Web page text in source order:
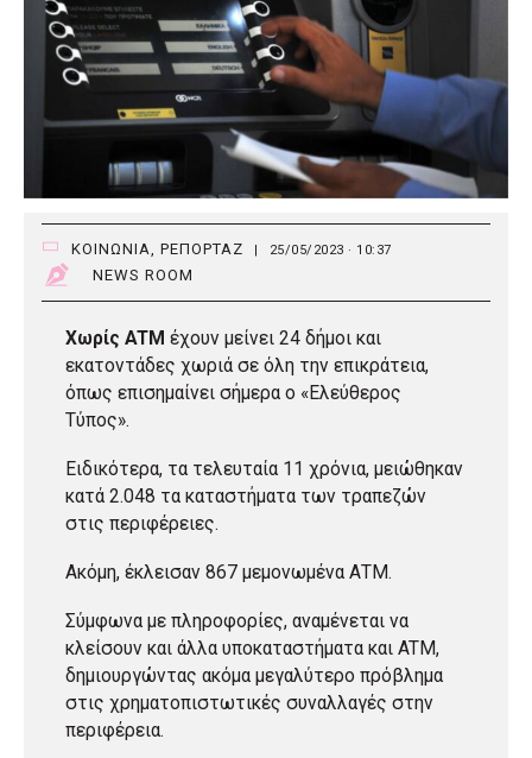
ΚΟΙΝΩΝΙΑ ΡΕΠΟΡΤΑΖ | 25/05/2023 · 10:37
NEWS ROOM
Χωρίς ATM έχουν μείνει 24 δήμοι και
εκατοντάδες χωριά σε όλη την επικράτεια,
όπως επισημαίνει σήμερα ο «Ελεύθερος
Τύπος».
Ειδικότερα, τα τελευταία 11 χρόνια, μειώθηκαν
κατά 2.048 τα καταστήματα των τραπεζών
στις περιφέρειες.
Ακόμη, έκλεισαν 867 μεμονωμένα ΑΤΜ.
Σύμφωνα με πληροφορίες, αναμένεται να
κλείσουν και άλλα υποκαταστήματα και ATM,
δημιουργώντας ακόμα μεγαλύτερο πρόβλημα
στις χρηματοπιστωτικές συναλλαγές στην
περιφέρεια.